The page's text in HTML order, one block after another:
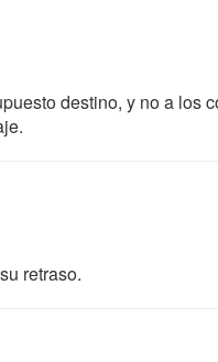
destino, y no a los
retraso.